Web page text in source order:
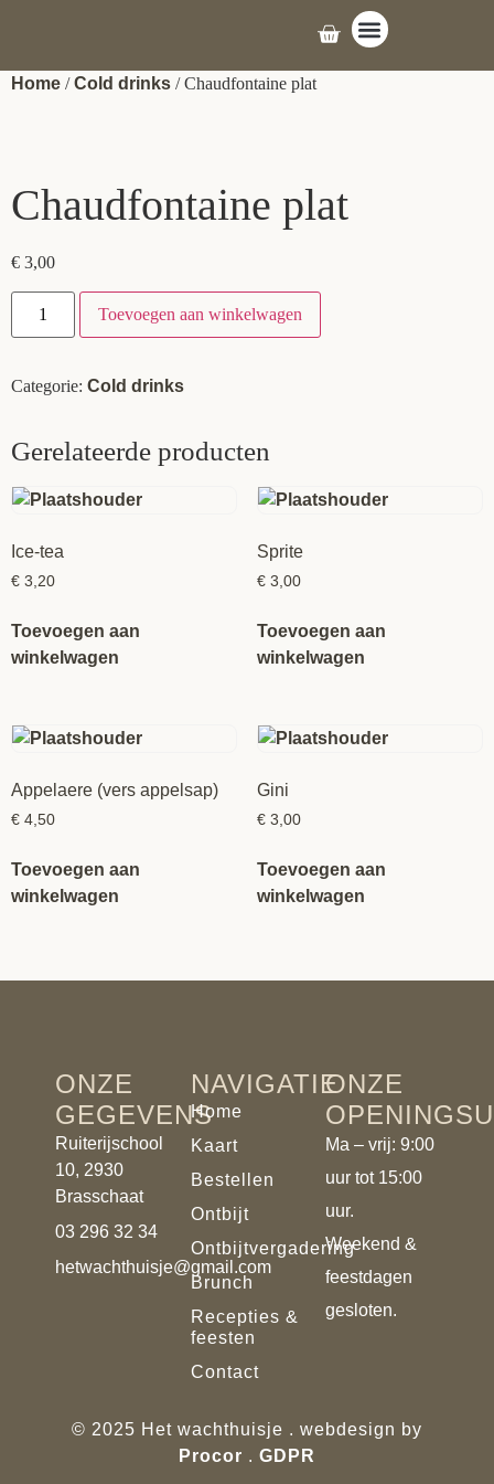
Home /Cold drinks / Chaudfontaine plat
Chaudfontaine plat
€ 3,00
Toevoegen aan winkelwagen
Categorie: Cold drinks
Gerelateerde producten
Ice-tea
€ 3,20
Toevoegen aan
winkelwagen
Sprite
€3,00
Toevoegen aan
winkelwagen
Appelaere (vers appelsap)
€ 4,50
Toevoegen aan
winkelwagen
Gini
€3,00
Toevoegen aan
winkelwagen
ONZE
GEGEVENS
Ruiterijschool
10, 2930
Brasschaat
03 296 32 34
hetwachthuisje@gmail.com
NAVIGATIE
Home
Kaart
Bestellen
Ontbijt
Ontbijtvergadering
Brunch
Recepties &
feesten
Contact
ONZE
Ma – vrij: 9:00
uur tot 15:00
uur.
Weekend &
feestdagen
gesloten.
© 2025 Het wachthuisje . webdesign by
Procor . GDPR